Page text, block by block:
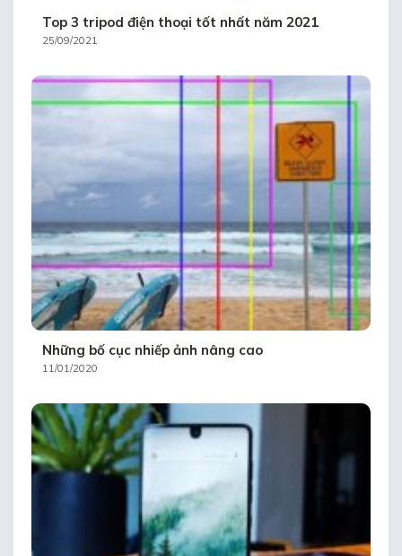
Top 3 tripod điện thoại tốt nhất năm 2021
25/09/2021
Những bố cục nhiếp ảnh nâng cao
11/01/2020